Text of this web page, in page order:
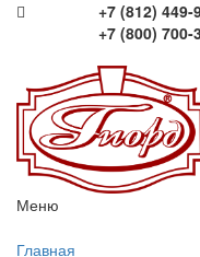
+7 (812) 449-
+7 (800) 700-
Меню
Главная